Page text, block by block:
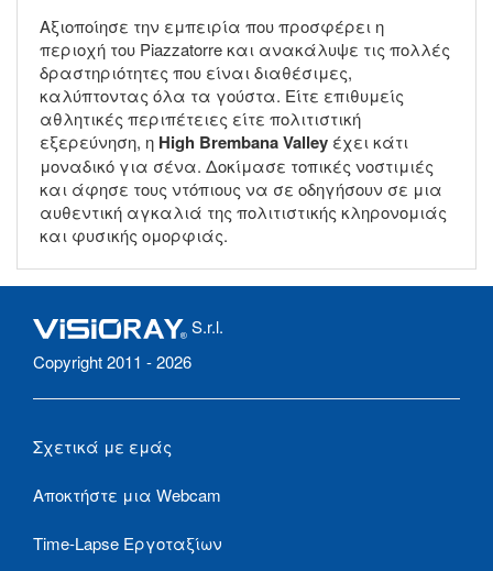
Αξιοποίησε την εμπειρία που προσφέρει η
περιοχή του Piazzatorre και ανακάλυψε τις πολλές
δραστηριότητες που είναι διαθέσιμες,
καλύπτοντας όλα τα γούστα. Είτε επιθυμείς
αθλητικές περιπέτειες είτε πολιτιστική
εξερεύνηση, η High Brembana Valley έχει κάτι
μοναδικό για σένα. Δοκίμασε τοπικές νοστιμιές
και άφησε τους ντόπιους να σε οδηγήσουν σε μια
αυθεντική αγκαλιά της πολιτιστικής κληρονομιάς
και φυσικής ομορφιάς.
S.r.l.
Copyright 2011 - 2026
Σχετικά με εμάς
Αποκτήστε μια Webcam
Time-Lapse Εργοταξίων